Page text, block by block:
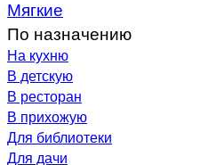
Мягкие
По назначению
На кухню
В детскую
В ресторан
В прихожую
Для библиотеки
Для дачи